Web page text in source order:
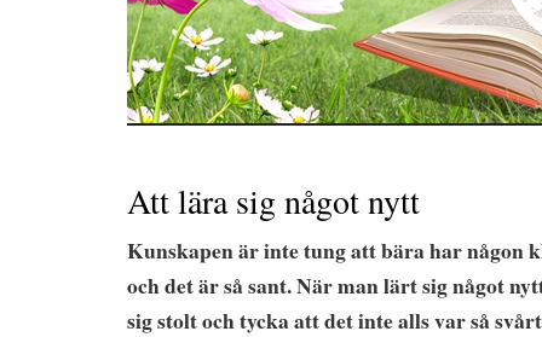
Att lära sig något nytt
Kunskapen är inte tung att bära har någon
och det är så sant. När man lärt sig något
sig stolt och tycka att det inte alls var så